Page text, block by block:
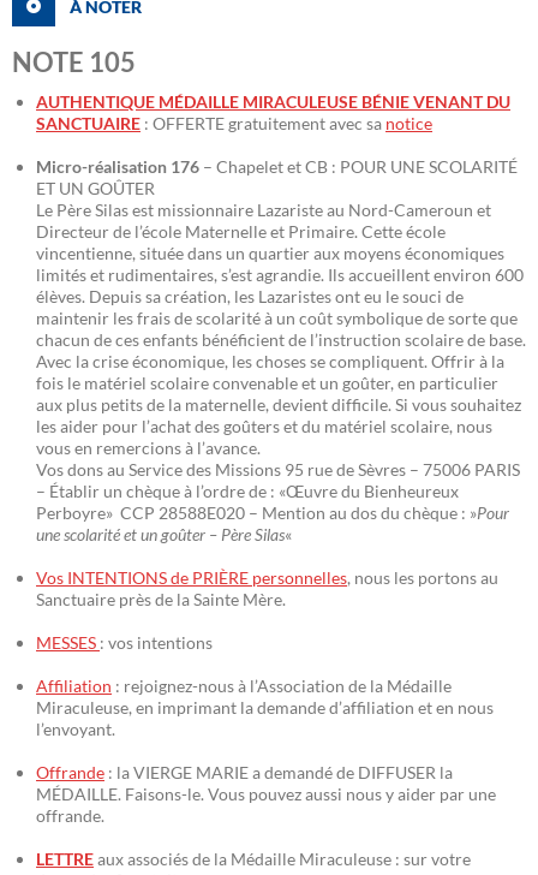
À NOTER
NOTE 105
AUTHENTIQUE MÉDAILLE MIRACULEUSE BÉNIE VENANT DU
SANCTUAIRE : OFFERTE gratuitement avec sa notice
Micro-réalisation 176 – Chapelet et CB : POUR UNE SCOLARITÉ
ET UN GOÛTER
Le Père Silas est missionnaire Lazariste au Nord-Cameroun et
Directeur de l’école Maternelle et Primaire. Cette école
vincentienne, située dans un quartier aux moyens économiques
limités et rudimentaires, s’est agrandie. Ils accueillent environ 600
élèves. Depuis sa création, les Lazaristes ont eu le souci de
maintenir les frais de scolarité à un coût symbolique de sorte que
chacun de ces enfants bénéficient de l’instruction scolaire de base.
Avec la crise économique, les choses se compliquent. Offrir à la
fois le matériel scolaire convenable et un goûter, en particulier
aux plus petits de la maternelle, devient difficile. Si vous souhaitez
les aider pour l’achat des goûters et du matériel scolaire, nous
vous en remercions à l’avance.
Vos dons au Service des Missions 95 rue de Sèvres – 75006 PARIS
– Établir un chèque à l’ordre de : «Œuvre du Bienheureux
Perboyre» CCP 28588E020 – Mention au dos du chèque : »Pour
une scolarité et un goûter – Père Silas«
Vos INTENTIONS de PRIÈRE personnelles, nous les portons au
Sanctuaire près de la Sainte Mère.
MESSES : vos intentions
Affiliation : rejoignez-nous à l’Association de la Médaille
Miraculeuse, en imprimant la demande d’affiliation et en nous
l’envoyant.
Offrande : la VIERGE MARIE a demandé de DIFFUSER la
MÉDAILLE. Faisons-le. Vous pouvez aussi nous y aider par une
offrande.
LETTREaux associés de la Médaille Miraculeuse : sur votre